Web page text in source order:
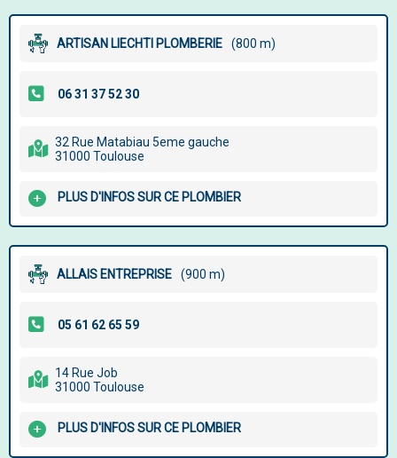
ARTISAN LIECHTI PLOMBERIE (800 m)
32 Rue Matabiau 5eme gauche
31000 Toulouse
PLUS D'INFOS SUR CE PLOMBIER
ALLAIS ENTREPRISE (900 m)
14 Rue Job
31000 Toulouse
PLUS D'INFOS SUR CE PLOMBIER